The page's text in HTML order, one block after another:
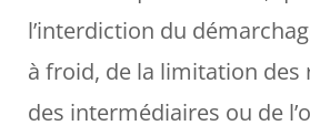
l’interdiction du
à froid, de la limitation
des intermédiaires ou de